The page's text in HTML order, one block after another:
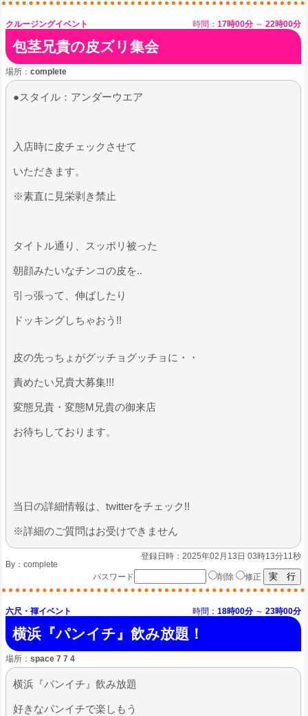
クルージングイベント 時間： 17時00分 ～ 22時00分
包茎兄貴の皮ズリ集会
場所： complete
●スタイル：アンダーウエア
​入店時に皮チェックさせて
いただきます。
​※素直に見栄剥き禁止
タイトル通り、スッポリ被った
朝顔みたいなチンコの皮を..
​引っ張って、伸ばしたり
ドッキングしちゃおう!!
​皮の先っちょがグッチョグッチョに・・
​責めたい兄貴大募集!!!
変態兄貴・変態M兄貴の御来店
お待ちしております。
当日の詳細情報は、twitterをチェック!!
※詳細のご質問はお受けできません
登録日時：2025年02月13日 03時13分11秒
By： complete
パスワード
削除 修正
六尺・褌イベント 時間： 18時00分 ～ 23時00分
横浜『パンイチ』飲み放題！
場所： space 7 7 4
横浜『パンイチ』飲み放題
好きなパンイチで楽しもう